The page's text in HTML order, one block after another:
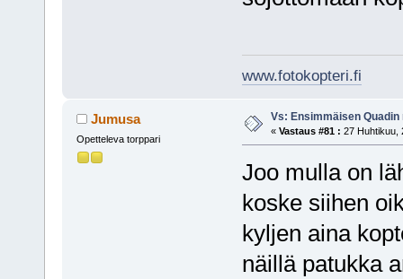
www.fotokopteri.fi
Jumusa
Opetteleva torppari
Vs: Ensimmäisen
« Vastaus #81 : 27 Huhtikuu,
Joo mulla on
koske siihen
kyljen aina
näillä patukka